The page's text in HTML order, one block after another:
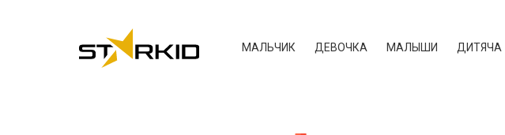
МАЛЬЧИК ДЕВОЧКА МАЛЫШИ ДИТЯЧА